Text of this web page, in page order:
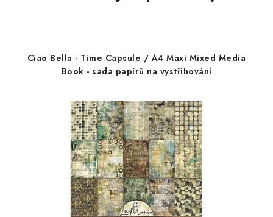
Ciao Bella - Time Capsule / A4 Maxi Mixed Media
Book - sada papírů na vystřihování